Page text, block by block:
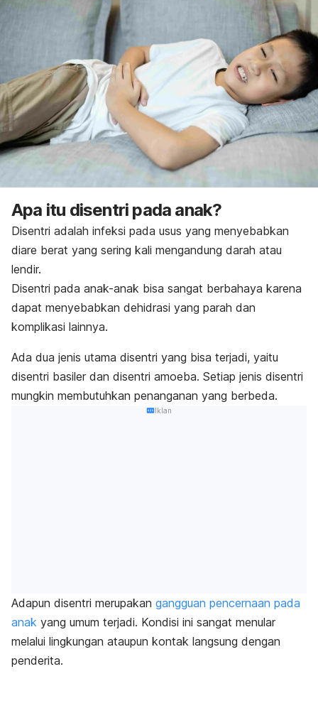
Apa itu disentri pada anak?
Disentri adalah infeksi pada usus yang menyebabkan
diare berat yang sering kali mengandung darah atau
lendir.
Disentri pada anak-anak bisa sangat berbahaya karena
dapat menyebabkan dehidrasi yang parah dan
komplikasi lainnya.
Ada dua jenis utama disentri yang bisa terjadi, yaitu
disentri basiler dan disentri amoeba. Setiap jenis disentri
mungkin membutuhkan penanganan yang berbeda.
Iklan
Adapun disentri merupakan gangguan pencernaan pada
anak yang umum terjadi. Kondisi ini sangat menular
melalui lingkungan ataupun kontak langsung dengan
penderita.